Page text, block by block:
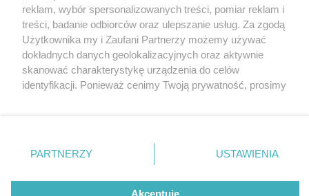
3 / 9
Biurowce KTW Katowice 12
Nie zapomnij
zapoznać się z:
polityką prywatności regulamin korzystania z portali
Twojemiasto
Piekary Śląskie
Chorzów
Tarnowskie Góry
Gliwice
Skontakuj sięz nami
Kontakt
Wydawca
Redakcja
reklam, wybór spersonalizowanych treści, pomiar reklam i
treści, badanie odbiorców oraz ulepszanie usług. Za zgodą
Użytkownika my i Zaufani Partnerzy możemy używać
dokładnych danych geolokalizacyjnych oraz aktywnie
skanować charakterystykę urządzenia do celów
identyfikacji. Ponieważ cenimy Twoją prywatność, prosimy
prywatności znajdujący się w lewym dolnym rogu strony
. Niektóre rodzaje przetwarzania danych nie wymagają
zgody użytkownika, ale masz prawo sprzeciwić się
takiemu przetwarzaniu. Preferencje będą miały
PARTNERZY USTAWIENIA
Akceptuję